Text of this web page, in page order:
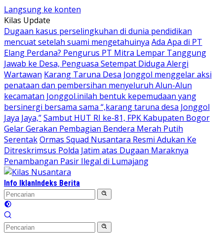
Langsung ke konten
Kilas Update
Dugaan kasus perselingkuhan di dunia pendidikan
mencuat setelah suami mengetahuinya Ada Apa di PT
Elang Perdana? Pengurus PT Mitra Lempar Tanggung
Jawab ke Desa, Penguasa Setempat Diduga Alergi
Wartawan Karang Taruna Desa Jonggol menggelar aksi
penataan dan pembersihan menyeluruh Alun-Alun
kecamatan Jonggol.inilah bentuk kepemudaan yang
bersinergi bersama sama “,karang taruna desa Jonggol
Jaya Jaya,”Sambut HUT RI ke-81, FPK Kabupaten Bogor
Gelar Gerakan Pembagian Bendera Merah Putih
SerentakOrmas Squad Nusantara Resmi Adukan Ke
Ditreskrimsus Polda Jatim atas Dugaan Maraknya
Penambangan Pasir Ilegal di Lumajang
Info IklanIndeks Berita